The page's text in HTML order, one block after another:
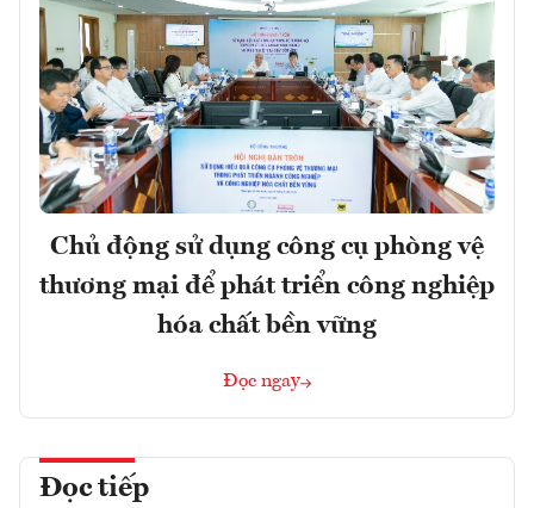
Chủ động sử dụng công cụ phòng vệ
thương mại để phát triển công nghiệp
hóa chất bền vững
Đọc ngay
Đọc tiếp